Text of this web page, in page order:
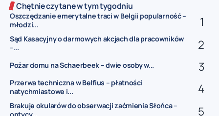
Chętnie czytane w tym tygodniu
Oszczędzanie emerytalne traci w Belgii popularność –
młodzi...
Sąd Kasacyjny o darmowych akcjach dla pracowników
–...
Pożar domu na Schaerbeek – dwie osoby w...
Przerwa techniczna w Belfius – płatności
natychmiastowe i...
Brakuje okularów do obserwacji zaćmienia Słońca –